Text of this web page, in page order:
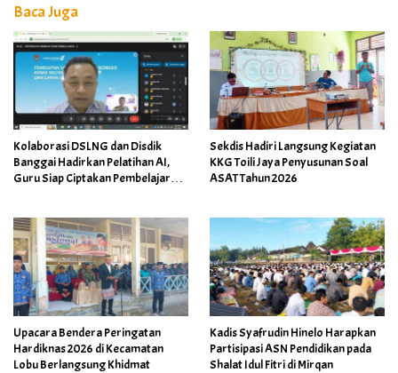
Baca Juga
Kolaborasi DSLNG dan Disdik
Banggai Hadirkan Pelatihan AI,
Guru Siap Ciptakan Pembelajaran
Sekdis Hadiri Langsung Kegiatan
KKG Toili Jaya Penyusunan Soal
ASAT Tahun 2026
Upacara Bendera Peringatan
Hardiknas 2026 di Kecamatan
Lobu Berlangsung Khidmat
Kadis Syafrudin Hinelo Harapkan
Partisipasi ASN Pendidikan pada
Shalat Idul Fitri di Mirqan